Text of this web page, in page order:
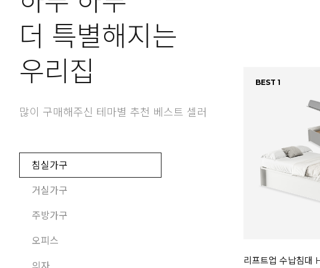
더 특별해지는
우리집
많이 구매해주신 테마별 추천 베스트 셀러
침실가구
거실가구
주방가구
오피스
BEST 1
리프트업 수납침대